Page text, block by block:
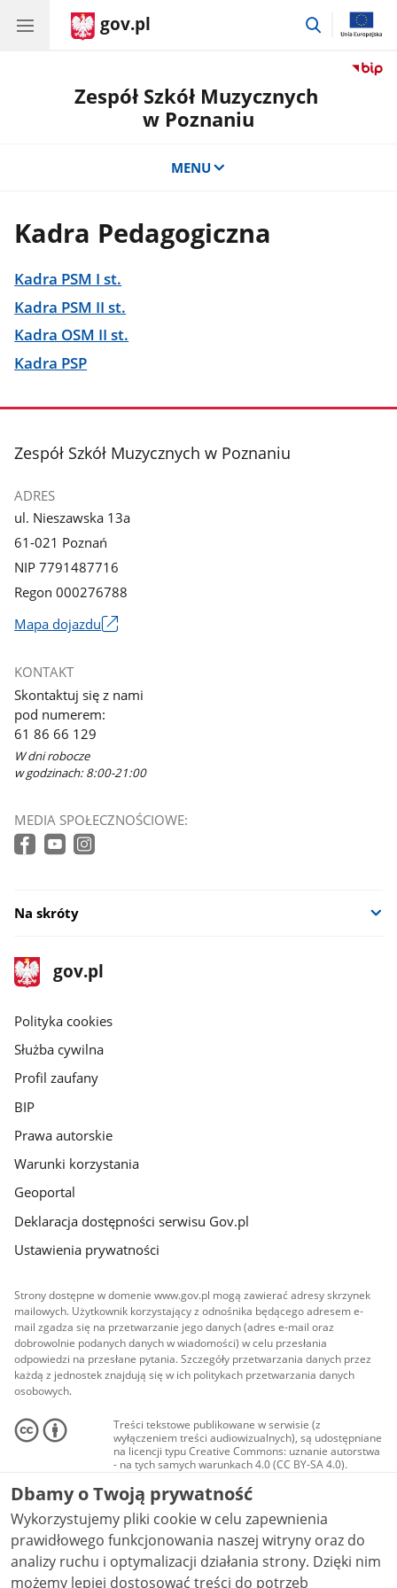
gov.pl
przejdź
Zespół Szkół Muzycznych
w Poznaniu
MENU
Kadra Pedagogiczna
Kadra PSM I st.
Kadra PSM II st.
Kadra OSM II st.
Kadra PSP
stopka
Zespół Szkół Muzycznych w Poznaniu
ADRES
ul. Nieszawska 13a
61-021 Poznań
NIP 7791487716
Regon 000276788
Mapa dojazdu
się
w
nowym
oknie
KONTAKT
Skontaktuj się z nami
pod numerem:
61 86 66 129
W dni robocze
w godzinach: 8:00-21:00
MEDIA SPOŁECZNOŚCIOWE:
Na skróty
stopka
gov.pl
Strona
gov.pl
gov.pl
Polityka cookies
Służba cywilna
Profil zaufany
BIP
Prawa autorskie
Warunki korzystania
Geoportal
Deklaracja dostępności serwisu Gov.pl
Ustawienia prywatności
Strony dostępne w domenie www.gov.pl mogą zawierać adresy skrzynek
mailowych. Użytkownik korzystający z odnośnika będącego adresem e-
mail zgadza się na przetwarzanie jego danych (adres e-mail oraz
dobrowolnie podanych danych w wiadomości) w celu przesłania
odpowiedzi na przesłane pytania. Szczegóły przetwarzania danych przez
każdą z jednostek znajdują się w ich politykach przetwarzania danych
osobowych.
Treści tekstowe publikowane w serwisie (z
wyłączeniem treści audiowizualnych), są udostępniane
na licencji typu Creative Commons: uznanie autorstwa
- na tych samych warunkach 4.0 (CC BY-SA 4.0).
Materiały audiowizualne, w tym zdjęcia, materiały
audio i wideo, są udostępniane na licencji typu
Creative Commons: uznanie autorstwa użycie
niekomercyjne - bez utworów zależnych 4.0 (CC BY-
NC-ND 4.0), o ile nie jest to stwierdzone inaczej.
Dbamy o Twoją prywatność
Wykorzystujemy pliki cookie w celu zapewnienia
prawidłowego funkcjonowania naszej witryny oraz do
analizy ruchu i optymalizacji działania strony. Dzięki nim
możemy lepiej dostosować treści do potrzeb